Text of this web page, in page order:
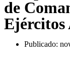
de
Ejércitos
Publicado: